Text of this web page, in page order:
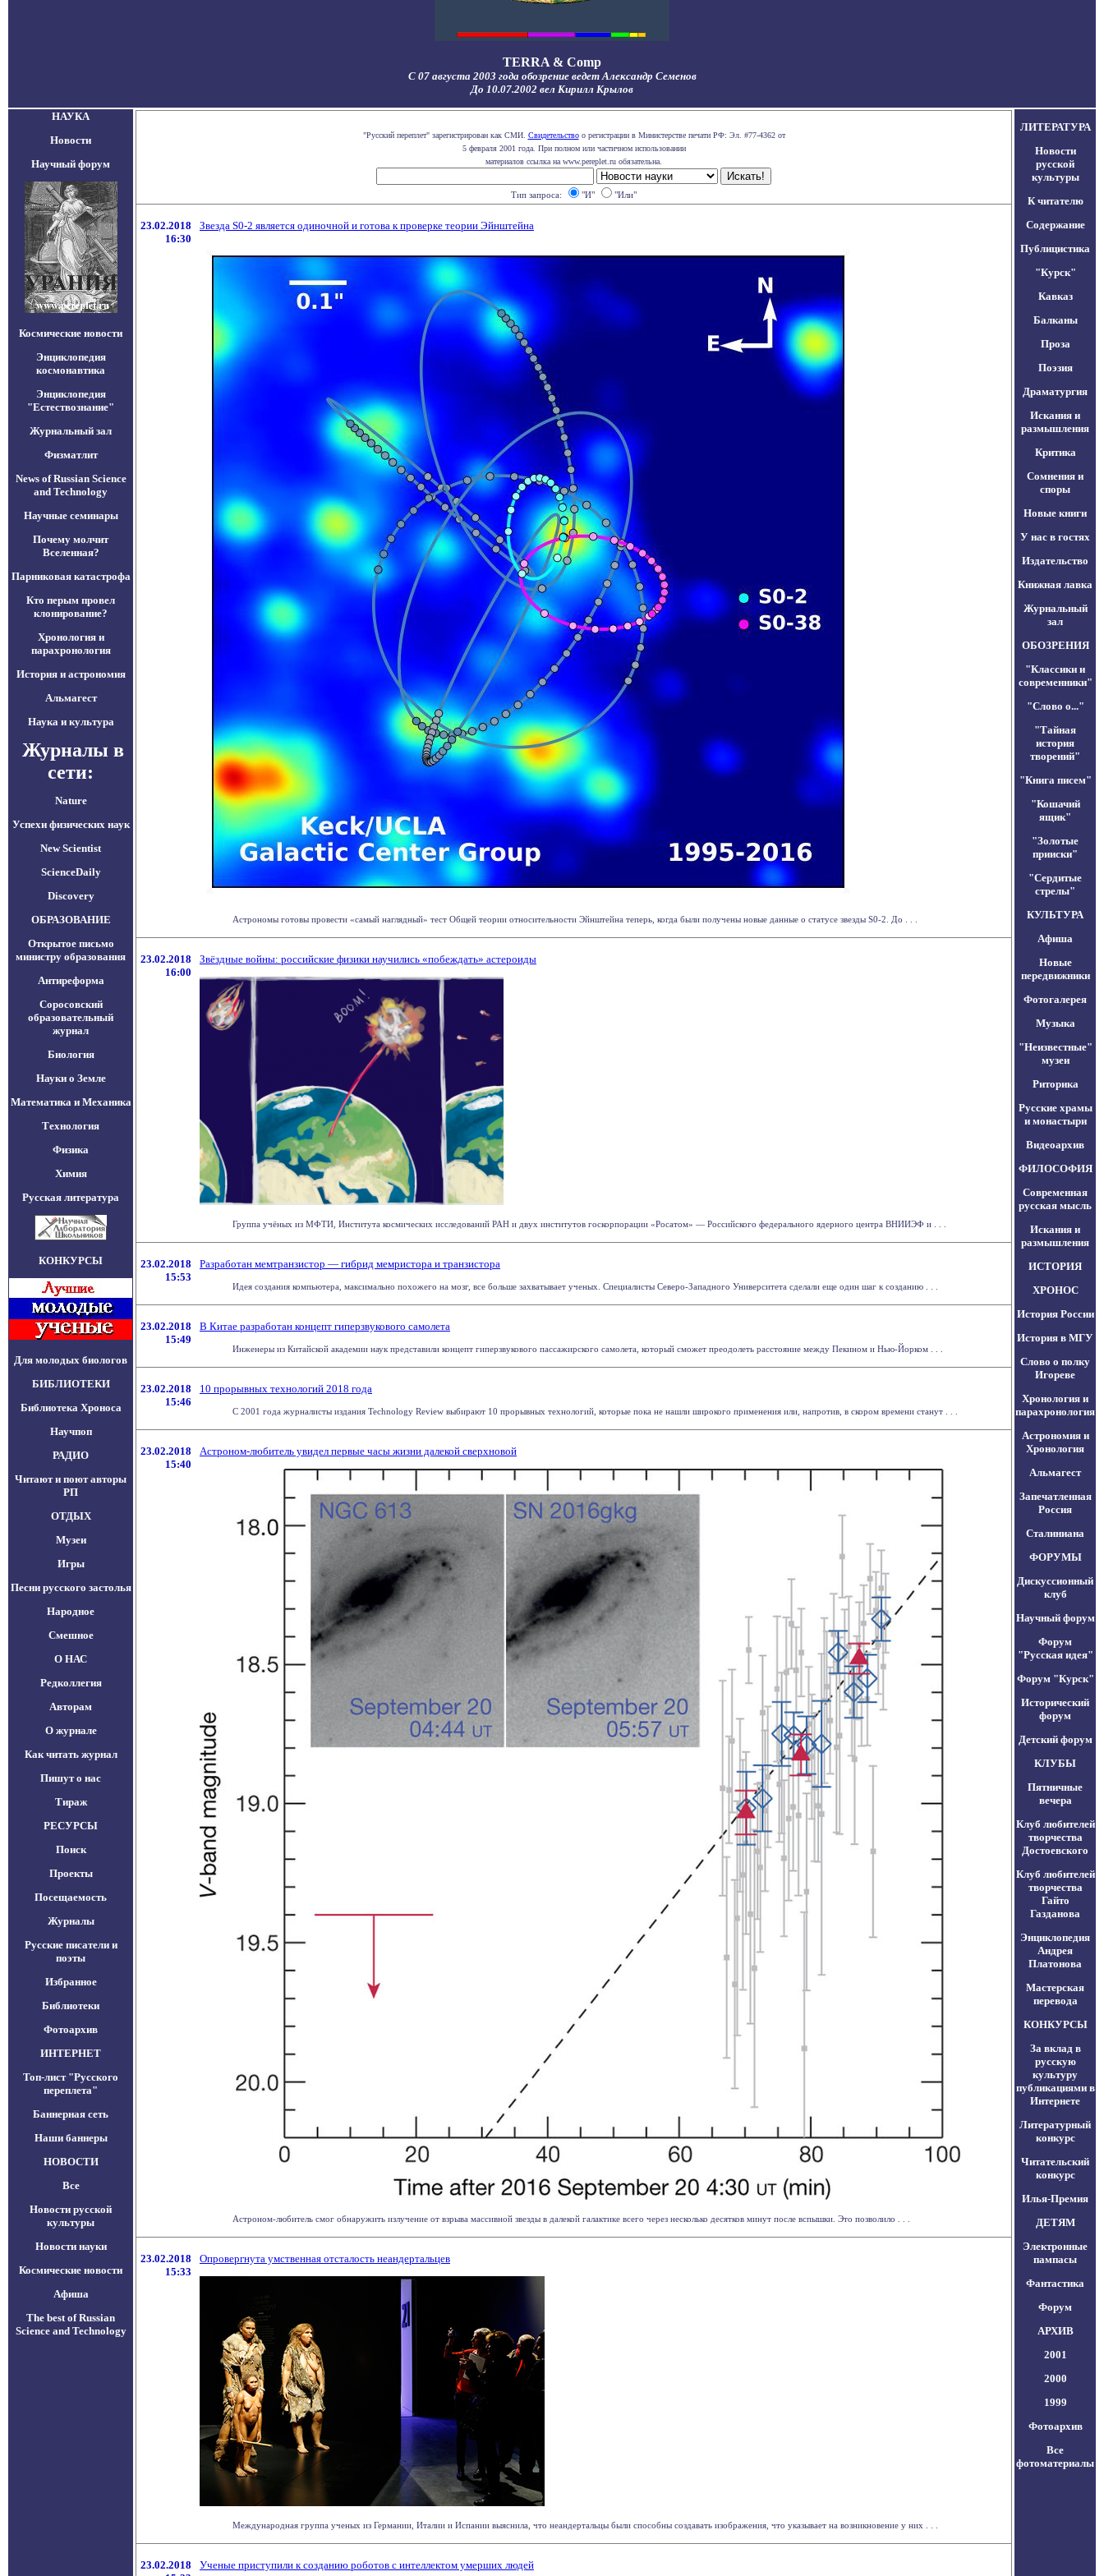
TERRA & Comp
С 07 августа 2003 года обозрение ведет Александр Семенов
До 10.07.2002 вел Кирилл Крылов
НАУКА
Новости
Научный форум
Космические новости
Энциклопедия
космонавтика
Энциклопедия
"Естествознание"
Журнальный зал
Физматлит
News of Russian Science
and Technology
Научные семинары
Почему молчит
Вселенная?
Парниковая катастрофа
Кто перым провел
клонирование?
Хронология и
парахронология
История и астрономия
Альмагест
Наука и культура
Журналы в
сети:
Nature
Успехи физических наук
New Scientist
ScienceDaily
Discovery
ОБРАЗОВАНИЕ
Открытое письмо
министру образования
Антиреформа
Соросовский
образовательный
журнал
Биология
Науки о Земле
Математика и Механика
Технология
Физика
Химия
Русская литература
КОНКУРСЫ
Для молодых биологов
БИБЛИОТЕКИ
Библиотека Хроноса
Научпоп
РАДИО
Читают и поют авторы
РП
ОТДЫХ
Музеи
Игры
Песни русского застолья
Народное
Смешное
О НАС
Редколлегия
Авторам
О журнале
Как читать журнал
Пишут о нас
Тираж
РЕСУРСЫ
Поиск
Проекты
Посещаемость
Журналы
Русские писатели и
поэты
Избранное
Библиотеки
Фотоархив
ИНТЕРНЕТ
Топ-лист "Русского
переплета"
Баннерная сеть
Наши баннеры
НОВОСТИ
Все
Новости русской
культуры
Новости науки
Космические новости
Афиша
The best of Russian
Science and Technology
"Русский переплет" зарегистрирован как СМИ. Свидетельствоо регистрации в Министерстве печати РФ: Эл. #77-4362 от
5 февраля 2001 года. При полном или частичном использовании
материалов ссылка на www.pereplet.ru обязательна.
Тип запроса: "И" "Или"
23.02.2018
16:30
Звезда S0-2 является одиночной и готова к проверке теории Эйнштейна
Астрономы готовы провести «самый наглядный» тест Общей теории относительности Эйнштейна теперь, когда были получены новые данные о статусе звезды S0-2. До . . .
23.02.2018
16:00
Звёздные войны: российские физики научились «побеждать» астероиды
Группа учёных из МФТИ, Института космических исследований РАН и двух институтов госкорпорации «Росатом» — Российского федерального ядерного центра ВНИИЭФ и . . .
23.02.2018
15:53
Разработан мемтранзистор — гибрид мемристора и транзистора
Идея создания компьютера, максимально похожего на мозг, все больше захватывает ученых. Специалисты Северо-Западного Университета сделали еще один шаг к созданию . . .
23.02.2018
15:49
В Китае разработан концепт гиперзвукового самолета
Инженеры из Китайской академии наук представили концепт гиперзвукового пассажирского самолета, который сможет преодолеть расстояние между Пекином и Нью-Йорком . . .
23.02.2018
15:46
10 прорывных технологий 2018 года
С 2001 года журналисты издания Technology Review выбирают 10 прорывных технологий, которые пока не нашли широкого применения или, напротив, в скором времени станут . . .
23.02.2018
15:40
Астроном-любитель увидел первые часы жизни далекой сверхновой
Астроном-любитель смог обнаружить излучение от взрыва массивной звезды в далекой галактике всего через несколько десятков минут после вспышки. Это позволило . . .
23.02.2018
15:33
Опровергнута умственная отсталость неандертальцев
Международная группа ученых из Германии, Италии и Испании выяснила, что неандертальцы были способны создавать изображения, что указывает на возникновение у них . . .
23.02.2018
Ученые приступили к созданию роботов с интеллектом умерших людей
ЛИТЕРАТУРА
Новости
русской
культуры
К читателю
Содержание
Публицистика
"Курск"
Кавказ
Балканы
Проза
Поэзия
Драматургия
Искания и
размышления
Критика
Сомнения и
споры
Новые книги
У нас в гостях
Издательство
Книжная лавка
Журнальный
зал
ОБОЗРЕНИЯ
"Классики и
современники"
"Слово о..."
"Тайная
история
творений"
"Книга писем"
"Кошачий
ящик"
"Золотые
прииски"
"Сердитые
стрелы"
КУЛЬТУРА
Афиша
Новые
передвижники
Фотогалерея
Музыка
"Неизвестные"
музеи
Риторика
Русские храмы
и монастыри
Видеоархив
ФИЛОСОФИЯ
Современная
русская мысль
Искания и
размышления
ИСТОРИЯ
ХРОНОС
История России
История в МГУ
Слово о полку
Игореве
Хронология и
парахронология
Астрономия и
Хронология
Альмагест
Запечатленная
Россия
Сталиниана
ФОРУМЫ
Дискуссионный
клуб
Научный форум
Форум
"Русская идея"
Форум "Курск"
Исторический
форум
Детский форум
КЛУБЫ
Пятничные
вечера
Клуб любителей
творчества
Достоевского
Клуб любителей
творчества
Гайто
Газданова
Энциклопедия
Андрея
Платонова
Мастерская
перевода
КОНКУРСЫ
За вклад в
русскую
культуру
публикациями в
Интернете
Литературный
конкурс
Читательский
конкурс
Илья-Премия
ДЕТЯМ
Электронные
пампасы
Фантастика
Форум
АРХИВ
2001
2000
1999
Фотоархив
Все
фотоматериалы